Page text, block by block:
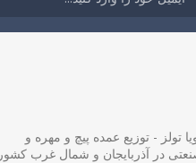
تولز - توزیع عمده پیچ و مهره و
در آذربایجان و شمال غرب کشور